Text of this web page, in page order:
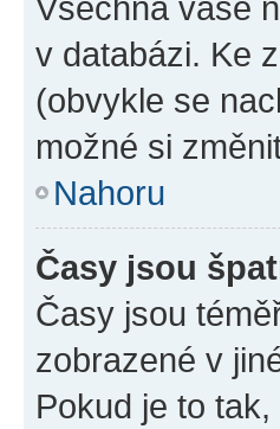
v databázi. Ke
(obvykle se
možné si
Nahoru
Časy jsou
Časy jsou
zobrazené v
Pokud je to